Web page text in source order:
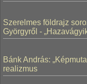
Szerelmes földrajz
Györgyről -
Bánk András:
realizmus